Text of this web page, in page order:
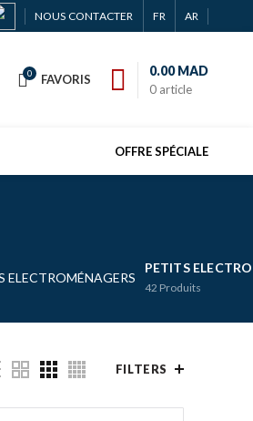
NOUS CONTACTER FR AR
0 FAVORIS
0 article
0.00MAD
OFFRE SPÉCIALE
PETITS
42 Produits
FILTERS